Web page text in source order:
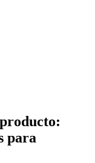
para